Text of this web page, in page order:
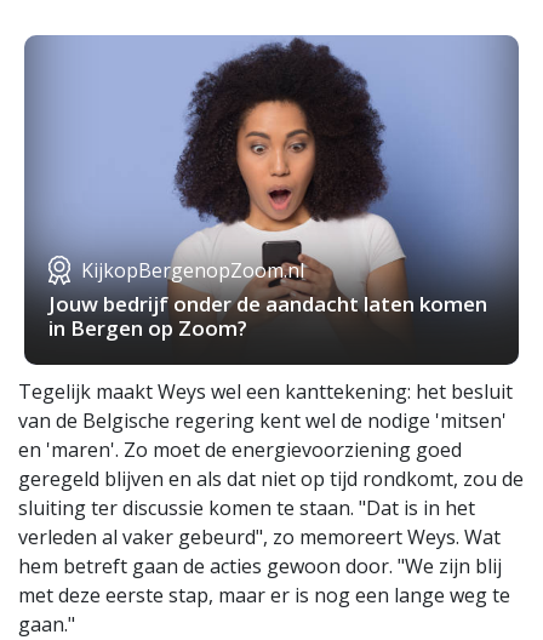
KijkopBergenopZoom.nl
Jouw bedrijf onder de aandacht laten komen
in Bergen op Zoom?
Tegelijk maakt Weys wel een kanttekening: het besluit
van de Belgische regering kent wel de nodige 'mitsen'
en 'maren'. Zo moet de energievoorziening goed
geregeld blijven en als dat niet op tijd rondkomt, zou de
sluiting ter discussie komen te staan. "Dat is in het
verleden al vaker gebeurd", zo memoreert Weys. Wat
hem betreft gaan de acties gewoon door. "We zijn blij
met deze eerste stap, maar er is nog een lange weg te
gaan."